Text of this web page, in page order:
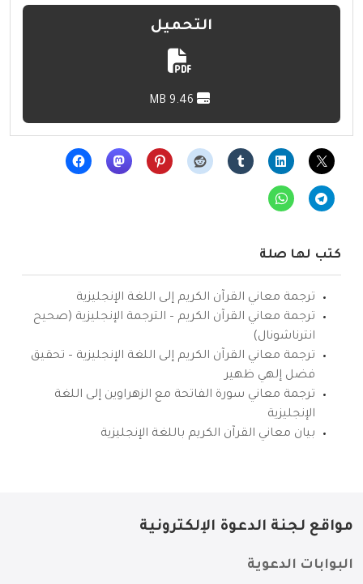
التحميل
كتب لها صلة
ترجمة معاني القرآن الكريم إلى اللغة الإنجليزية
ترجمة معاني القرآن الكريم – الترجمة الإنجليزية (صحيح
انترناشونال)
ترجمة معاني القرآن الكريم إلى اللغة الإنجليزية – تحقيق
فضل إلهي ظهير
ترجمة معاني سورة الفاتحة مع الزهراوين إلى اللغة
الإنجليزية
بيان معاني القرآن الكريم باللغة الإنجليزية
مواقع لجنة الدعوة الإلكترونية
البوابات الدعوية